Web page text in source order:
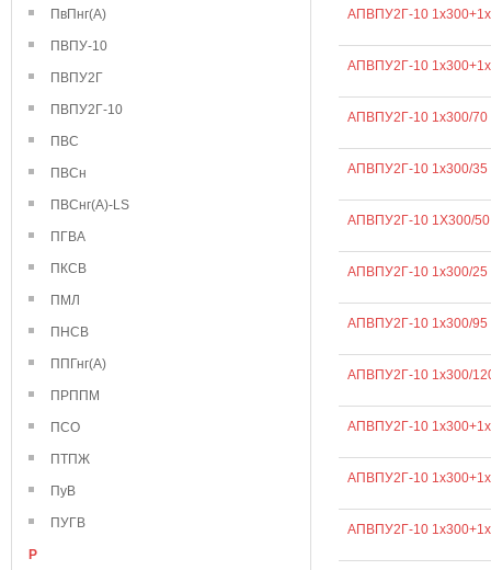
ПвПнг(А)
ПВПУ-10
ПВПУ2Г
ПВПУ2Г-10
ПВС
ПВСн
ПВСнг(А)-LS
ПГВА
ПКСВ
ПМЛ
ПНСВ
ППГнг(А)
ПРППМ
ПСО
ПТПЖ
ПуВ
ПУГВ
Р
АПВПУ2Г-10
АПВПУ2Г-10
АПВПУ2Г-10 1х300/70
АПВПУ2Г-10 1х300/35
АПВПУ2Г-10 1Х300/50
АПВПУ2Г-10 1х300/25
АПВПУ2Г-10 1х300/95
АПВПУ2Г-10 1х300/
АПВПУ2Г-10
АПВПУ2Г-10
АПВПУ2Г-10